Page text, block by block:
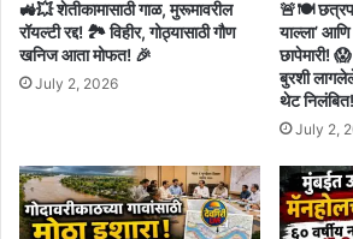
🚜💥 शेतीकामासाठी गाळ, मुरूमावरील
रॉयल्टी रद्द! 🏞️ विहीर, गोठ्यासाठी गौण
खनिज आता मोफत! 🎉
July 2, 2026
🚨🍽️
याल्ला’ आणि
छापेमारी!
बुरशी
थेट
July 2,